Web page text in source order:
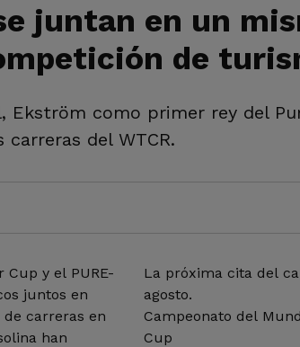
juntan en un
de
como primer rey del
carreras del WTCR.
Cup y el PURE-
juntos en
carreras en
han
La próxima cita del
agosto.
Campeonato del
Cup